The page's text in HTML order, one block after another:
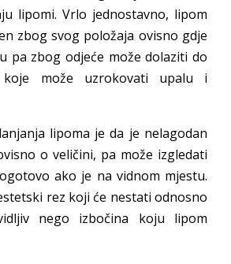
lipomi. Vrlo jednostavno, lipom
zbog svog položaja ovisno gdje
pa zbog odjeće može dolaziti do
može uzrokovati upalu i
lipoma je da je nelagodan
o veličini, pa može izgledati
ako je na vidnom mjestu.
rez koji će nestati odnosno
nego izbočina koju lipom